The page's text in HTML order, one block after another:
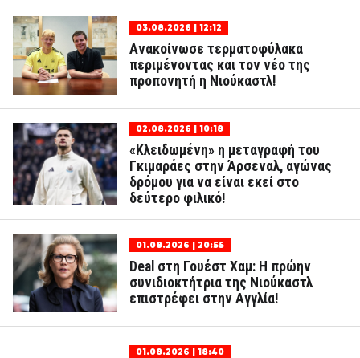
03.08.2026 | 12:12
Ανακοίνωσε τερματοφύλακα
περιμένοντας και τον νέο της
προπονητή η Νιούκαστλ!
02.08.2026 | 10:18
«Κλειδωμένη» η μεταγραφή του
Γκιμαράες στην Άρσεναλ, αγώνας
δρόμου για να είναι εκεί στο
δεύτερο φιλικό!
01.08.2026 | 20:55
Deal στη Γουέστ Χαμ: Η πρώην
συνιδιοκτήτρια της Νιούκαστλ
επιστρέφει στην Αγγλία!
01.08.2026 | 18:40